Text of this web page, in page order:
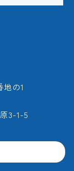
の1
3-1-5